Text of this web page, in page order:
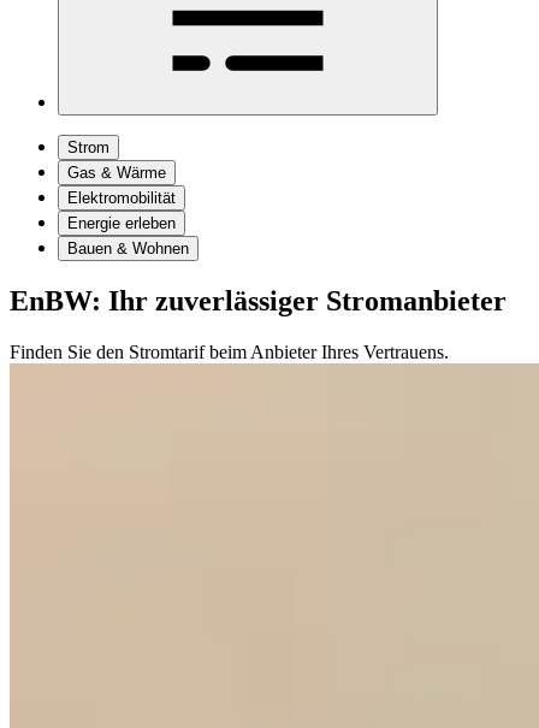
Strom
Gas & Wärme
Elektromobilität
Energie erleben
Bauen & Wohnen
EnBW: Ihr zuverlässiger Stromanbieter
Finden Sie den Stromtarif beim Anbieter Ihres Vertrauens.